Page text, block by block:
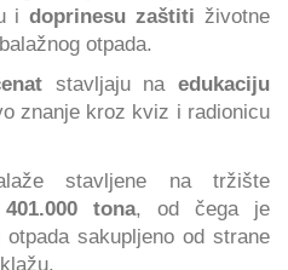
idoprinesu zaštiti životne
otpada.
stavljaju naedukaciju
znanje kroz kviz i radionicu
stavljene na tržište
401.000 tona, od čega je
otpada sakupljeno od strane